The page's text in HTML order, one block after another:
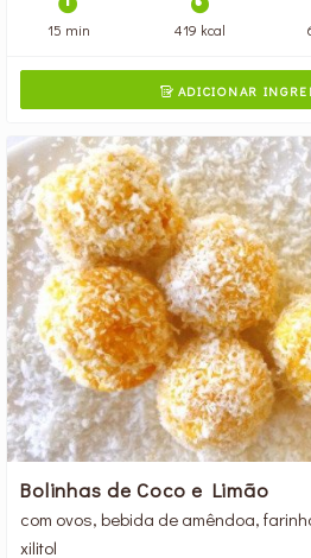
15 min 419 kcal
ADICIONAR
Bolinhas de Coco e Limão
com ovos, bebida de amêndoa,
xilitol